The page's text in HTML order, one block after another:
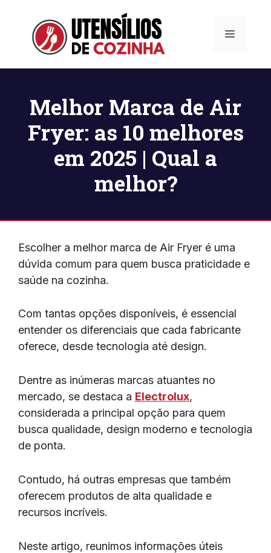
conteúdo
Menu
Melhor Marca de Air
Fryer: as 10 melhores
em 2025 | Qual a
melhor?
Escolher a melhor marca de Air Fryer é uma
dúvida comum para quem busca praticidade e
saúde na cozinha.
Com tantas opções disponíveis, é essencial
entender os diferenciais que cada fabricante
oferece, desde tecnologia até design.
Dentre as inúmeras marcas atuantes no
mercado, se destaca a Electrolux,
considerada a principal opção para quem
busca qualidade, design moderno e tecnologia
de ponta.
Contudo, há outras empresas que também
oferecem produtos de alta qualidade e
recursos incríveis.
Neste artigo, reunimos informações úteis